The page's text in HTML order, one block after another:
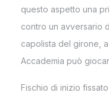
questo aspetto una
contro un avversario
capolista del girone,
Accademia può
Fischio di inizio